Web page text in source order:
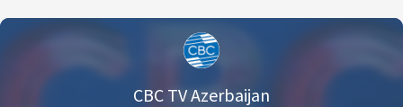
CBC TV Azerbaijan